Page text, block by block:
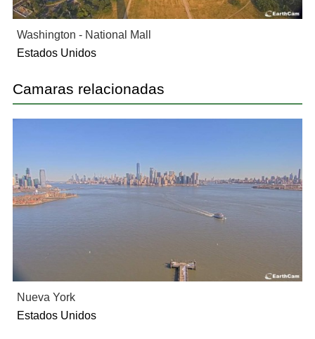
Washington - National Mall
Estados Unidos
Camaras relacionadas
Nueva York
Estados Unidos